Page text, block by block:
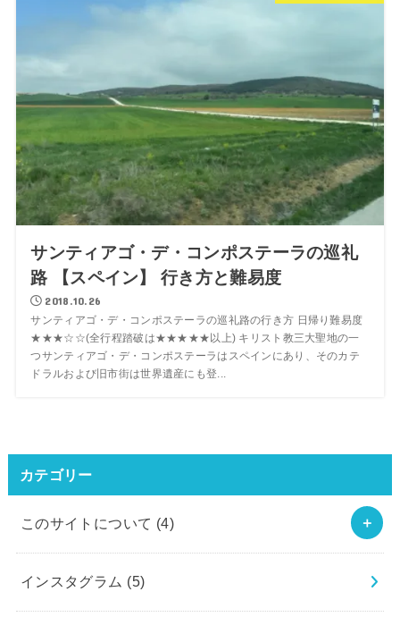
サンティアゴ・デ・コンポステーラの巡礼
路 【スペイン】 行き方と難易度
2018.10.26
サンティアゴ・デ・コンポステーラの巡礼路の行き方 日帰り難易度
★★★☆☆(全行程踏破は★★★★★以上) キリスト教三大聖地の一
つサンティアゴ・デ・コンポステーラはスペインにあり、そのカテ
ドラルおよび旧市街は世界遺産にも登...
カテゴリー
このサイトについて (4)
インスタグラム (5)